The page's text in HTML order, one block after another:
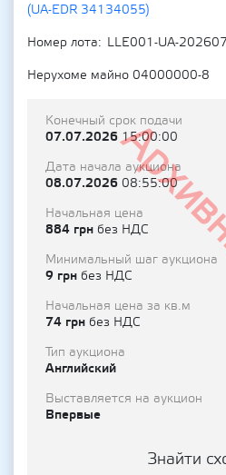
(UA-EDR 34134055)
Номер лота
LLE001-UA-
Нерухоме майно 04000000-8
Конечный срок подачи
07.07.202615:00:00
Дата начала аукциона
08.07.2026 08:55:00
Начальная цена
884 грн без НДС
Минимальный шаг аукциона
9 грн без НДС
Начальная цена за кв.м
74 грн без НДС
Тип аукциона
Английский
Выставляется на аукцион
Впервые
Знайти